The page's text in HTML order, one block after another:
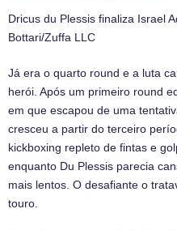
Dricus du Plessis finaliza Israel
Bottari/Zuffa LLC
Já era o quarto round e a luta
herói. Após um primeiro round
em que escapou de uma
cresceu a partir do terceiro
kickboxing repleto de fintas e
enquanto Du Plessis parecia
mais lentos. O desafiante o
touro.